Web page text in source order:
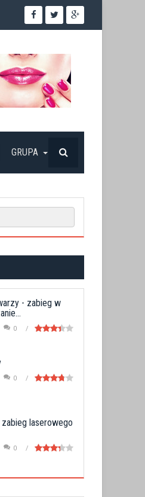
GRUPA
- zabieg w
0
0
laserowego
0